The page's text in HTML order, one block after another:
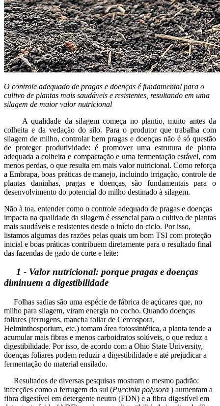
O controle adequado de pragas e doenças é fundamental para o
cultivo de plantas mais saudáveis e resistentes, resultando em uma
silagem de maior valor nutricional
A qualidade da silagem começa no plantio, muito antes da
colheita e da vedação do silo. Para o produtor que trabalha com
silagem de milho, controlar bem pragas e doenças não é só questão
de proteger produtividade: é promover uma estrutura de planta
adequada a colheita e compactação e uma fermentação estável, com
menos perdas, o que resulta em mais valor nutricional. Como reforça
a Embrapa, boas práticas de manejo, incluindo irrigação, controle de
plantas daninhas, pragas e doenças, são fundamentais para o
desenvolvimento do potencial do milho destinado à silagem.
Não à toa, entender como o controle adequado de pragas e doenças
impacta na qualidade da silagem é essencial para o cultivo de plantas
mais saudáveis e resistentes desde o início do ciclo. Por isso,
listamos algumas das razões pelas quais um bom TSI com proteção
inicial e boas práticas contribuem diretamente para o resultado final
das fazendas de gado de corte e leite:
1 - Valor nutricional: porque pragas e doenças
diminuem a digestibilidade
Folhas sadias são uma espécie de fábrica de açúcares que, no
milho para silagem, viram energia no cocho. Quando doenças
foliares (ferrugens, mancha foliar de Cercospora,
Helminthosporium, etc.) tomam área fotossintética, a planta tende a
acumular mais fibras e menos carboidratos solúveis, o que reduz a
digestibilidade. Por isso, de acordo com a Ohio State University,
doenças foliares podem reduzir a digestibilidade e até prejudicar a
fermentação do material ensilado.
Resultados de diversas pesquisas mostram o mesmo padrão:
infecções como a ferrugem do sul (Puccinia polysora ) aumentam a
fibra digestível em detergente neutro (FDN) e a fibra digestível em